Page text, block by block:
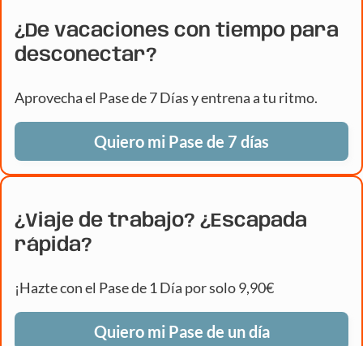
¿De vacaciones con tiempo para
desconectar?
Aprovecha el Pase de 7 Días y entrena a tu ritmo.
Quiero mi Pase de 7 días
¿Viaje de trabajo? ¿Escapada
rápida?
¡Hazte con el Pase de 1 Día por solo 9,90€
Quiero mi Pase de un día